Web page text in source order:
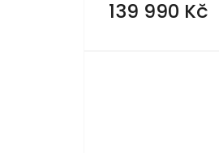
139 990 Kč